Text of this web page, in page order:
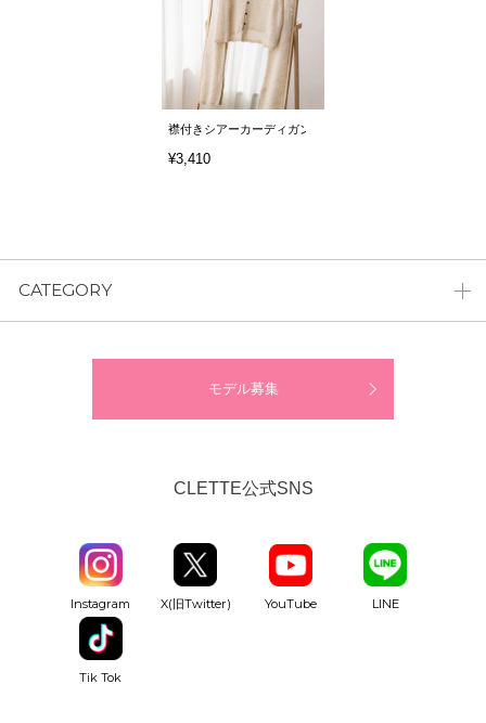
襟付きシアーカーディガン
¥3,410
CATEGORY
モデル募集
CLETTE公式SNS
Instagram X(旧Twitter) YouTube LINE
Tik Tok